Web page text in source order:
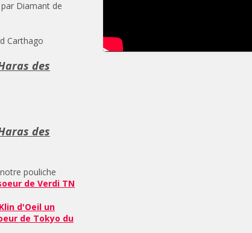
par Diamant de
Carthago
des
des
pouliche
de Verdi TN
Klin d'Oeil un
de Tokyo du